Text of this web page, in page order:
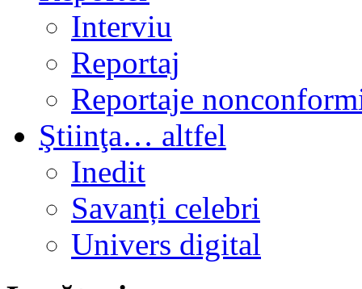
Interviu
Reportaj
Reportaje
Ştiinţa… altfel
Inedit
Savanți celebri
Univers digital